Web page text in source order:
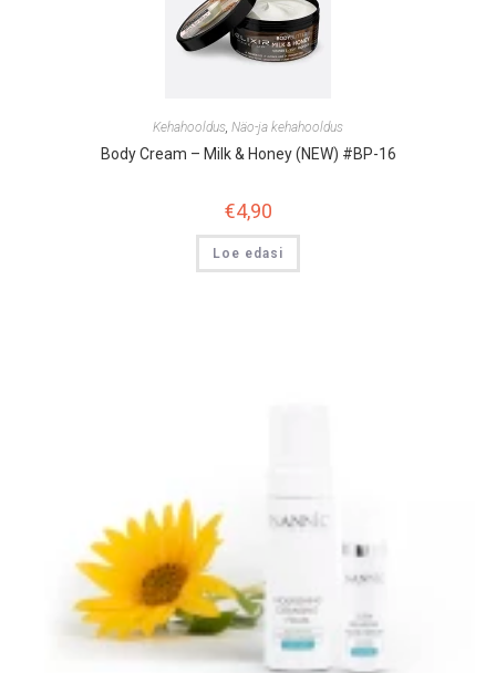
Kehahooldus, Näo-ja kehahooldus
Body Cream – Milk & Honey (NEW) #BP-16
€4,90
Loe edasi